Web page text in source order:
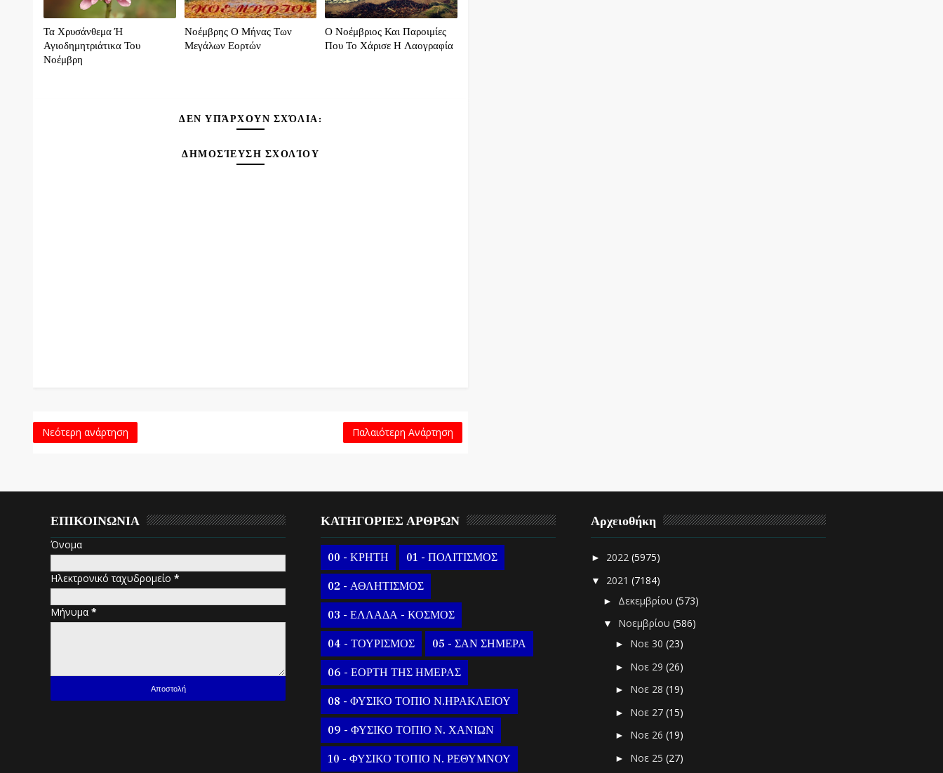
Τα Χρυσάνθεμα Ή
Αγιοδημητριάτικα Του
Νοέμβρη
Νοέμβρης Ο Μήνας Των
Μεγάλων Εορτών
Ο Νοέμβριος Και Παροιμίες
Που Το Χάρισε Η Λαογραφία
ΔΕΝ ΥΠΆΡΧΟΥΝ ΣΧΌΛΙΑ:
ΔΗΜΟΣΊΕΥΣΗ ΣΧΟΛΊΟΥ
Νεότερη ανάρτηση Παλαιότερη Ανάρτηση
ΕΠΙΚΟΙΝΩΝΙΑ
Όνομα
Ηλεκτρονικό ταχυδρομείο *
Μήνυμα *
ΚΑΤΗΓΟΡΙΕΣ ΑΡΘΡΩΝ
00 - ΚΡΗΤΗ 01 - ΠΟΛΙΤΙΣΜΟΣ
02 - ΑΘΛΗΤΙΣΜΟΣ
03 - ΕΛΛΑΔΑ - ΚΟΣΜΟΣ
04 - ΤΟΥΡΙΣΜΟΣ 05 - ΣΑΝ ΣΗΜΕΡΑ
06 - ΕΟΡΤΗ ΤΗΣ ΗΜΕΡΑΣ
08 - ΦΥΣΙΚΟ ΤΟΠΙΟ Ν.ΗΡΑΚΛΕΙΟΥ
09 - ΦΥΣΙΚΟ ΤΟΠΙΟ Ν. ΧΑΝΙΩΝ
10 - ΦΥΣΙΚΟ ΤΟΠΙΟ Ν. ΡΕΘΥΜΝΟΥ
Αρχειοθήκη
► 2022 (5975)
▼ 2021 (7184)
► Δεκεμβρίου (573)
▼ Νοεμβρίου (586)
► Νοε 30 (23)
► Νοε 29 (26)
► Νοε 28 (19)
► Νοε 27 (15)
► Νοε 26 (19)
► Νοε 25 (27)